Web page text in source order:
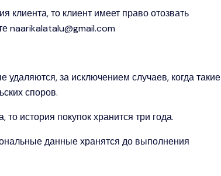
клиента, то клиент имеет право отозвать
naarikalatalu@gmail.com
за исключением случаев, когда такие
споров.
история покупок хранится три года.
данные хранятся до выполнения